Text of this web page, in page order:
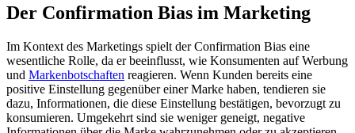
Der Confirmation Bias im Marketing
Im Kontext des Marketings spielt der Confirmation Bias eine
wesentliche Rolle, da er beeinflusst, wie Konsumenten auf Werbung
und Markenbotschaften reagieren. Wenn Kunden bereits eine
positive Einstellung gegenüber einer Marke haben, tendieren sie
dazu, Informationen, die diese Einstellung bestätigen, bevorzugt zu
konsumieren. Umgekehrt sind sie weniger geneigt, negative